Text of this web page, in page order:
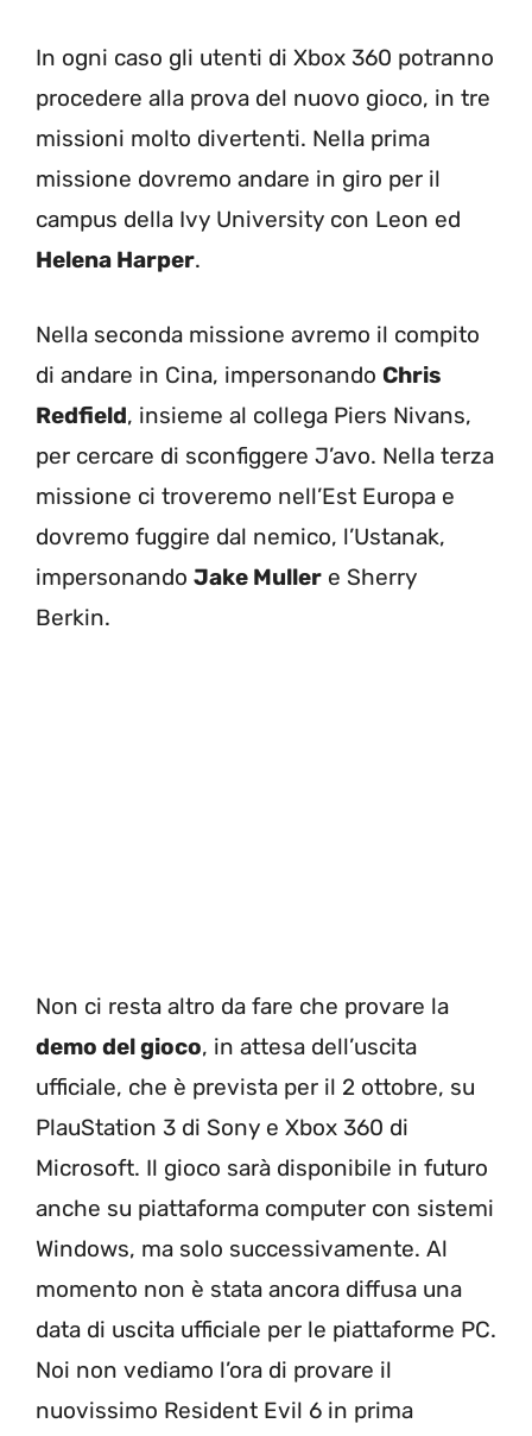
In ogni caso gli utenti di Xbox 360 potranno
procedere alla prova del nuovo gioco, in tre
missioni molto divertenti. Nella prima
missione dovremo andare in giro per il
campus della Ivy University con Leon ed
Helena Harper.
Nella seconda missione avremo il compito
di andare in Cina, impersonando Chris
Redfield, insieme al collega Piers Nivans,
per cercare di sconfiggere J’avo. Nella terza
missione ci troveremo nell’Est Europa e
dovremo fuggire dal nemico, l’Ustanak,
impersonando Jake Muller e Sherry
Berkin.
Non ci resta altro da fare che provare la
demo del gioco, in attesa dell’uscita
ufficiale, che è prevista per il 2 ottobre, su
PlauStation 3 di Sony e Xbox 360 di
Microsoft. Il gioco sarà disponibile in futuro
anche su piattaforma computer con sistemi
Windows, ma solo successivamente. Al
momento non è stata ancora diffusa una
data di uscita ufficiale per le piattaforme PC.
Noi non vediamo l’ora di provare il
nuovissimo Resident Evil 6 in prima